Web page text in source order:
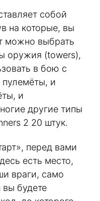
собой
на которые, вы
можно выбрать
оружия (towers),
в бою с
пулемёты, и
и
другие типы
2 20 штук.
перед вами
есть место,
враги, само
вы будете